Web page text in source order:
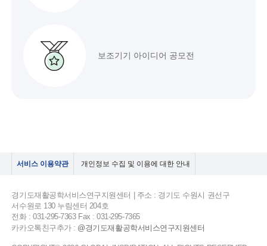
보조기기 아이디어 공모전
서비스 이용약관 개인정보 수집 및 이용에 대한 안내
경기도재활공학서비스연구지원센터 | 주소 : 경기도 수원시 권선구
서수원로 130 누림센터 204호
전화 : 031-295-7363 Fax : 031-295-7365
카카오톡친구추가 : @경기도재활공학서비스연구지원센터